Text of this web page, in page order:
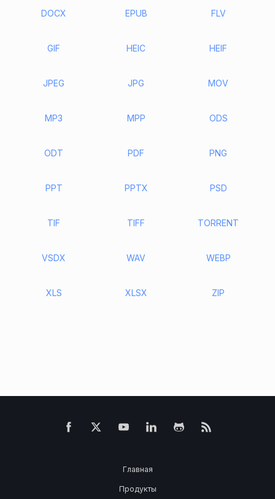
DOCX EPUB FLV
GIF HEIC HEIF
JPEG JPG MOV
MP3 MPP ODS
ODT PDF PNG
PPT PPTX PSD
TIF TIFF TORRENT
VSDX WAV WEBP
XLS XLSX ZIP
Главная
Продукты